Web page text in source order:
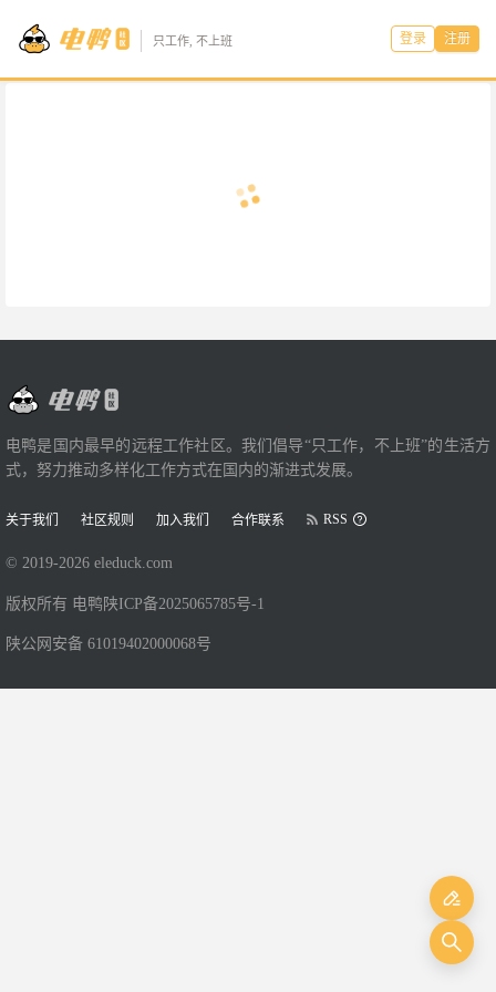
只工作, 不上班 登录 注册
电鸭是国内最早的远程工作社区。我们倡导“只工作，不上班”的生活方
式，努力推动多样化工作方式在国内的渐进式发展。
关于我们 社区规则 加入我们 合作联系 RSS
© 2019-2026 eleduck.com
版权所有 电鸭 陕ICP备2025065785号-1
陕公网安备 61019402000068号